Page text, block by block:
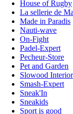
House of Rugby
La sellerie de
Made in Paradis
Nauti-wave
On-Fight
Padel-Expert
Pecheur-Store
Pet and Garden
Slowood Interior
Smash-Expert
Sneak'In
Sneakids
Sport is good